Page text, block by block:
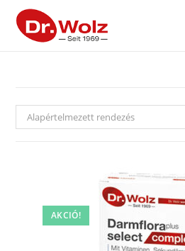
Alapértelmezett rendezés
AKCIÓ!